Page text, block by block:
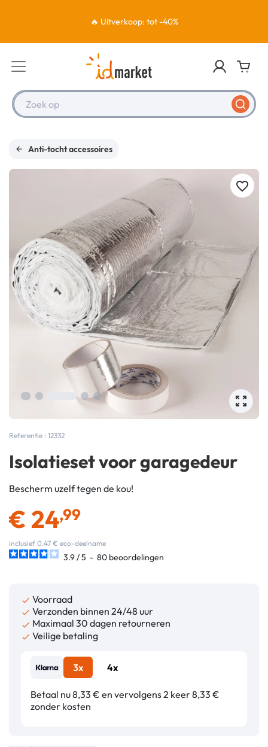
🔥 Uitverkoop: tot -40%
Zoek op
Anti-tocht accessoires
Referentie : 12332
Isolatieset voor garagedeur
Bescherm uzelf tegen de kou!
€ 24,99
inclusief 0.47 € eco-deelname
3.9/5 - 80 beoordelingen
 Voorraad
 Verzonden binnen 24/48 uur
 Maximaal 30 dagen retourneren
 Veilige betaling
3x 4x
Betaal nu 8,33 € en vervolgens 2 keer 8,33 €
zonder kosten
favorite_border